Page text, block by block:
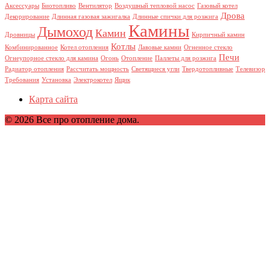
Аксессуары Биотопливо Вентилятор Воздушный тепловой насос Газовый котел
Декорирование Длинная газовая зажигалка Длинные спички для розжига Дрова
Дровницы Дымоход Камин Камины Кирпичный камин
Комбинированное Котел отопления Котлы Лавовые камни Огненное стекло
Огнеупорное стекло для камина Огонь Отопление Паллеты для розжига Печи
Радиатор отопления Рассчитать мощность Светящиеся угли Твердотопливные Телевизор
Требования Установка Электрокотел Ящик
Карта сайта
© 2026 Все про отопление дома.